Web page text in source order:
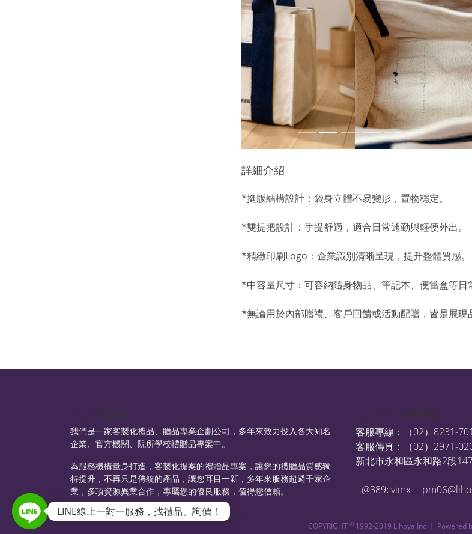
詳細介紹
*挺版結構設計：袋身立體不易變形，置物穩定。
*雙提把設計：手提舒適，適合日常通勤與輕便外出。
*精緻印刷Logo：企業識別清晰呈現，提升整體質感。
*中容量尺寸：可容納隨身物品、筆記本、便當盒等日
*無論用於內部贈禮、客戶回饋或活動配贈，皆是展現
ABOUT禮賀雅
我們是一家客製化禮品、贈品專業企劃公司，多年來致力投入各大知名
企業、官方機關、院所學校禮贈品專案中。
為服務機構量身打造，客製化提案的禮贈品專案，讓您的禮贈品質感獨
特提升，不再只是傳統的產品，讓您耳目一新，多年來服務超過千家企
業，多項資源異業合作，專屬您的優良服務，值得您信賴。
CONTACT 聯絡費屋
客服專線：（02）8231-
客服傳真：（02）2971-
新北市永和區永和路2段
@389cvimx
COPYRIGHT ©1992-2019 Lihoya Inc ｜ Powered
LINE線上一對一服務，找禮品、詢價！